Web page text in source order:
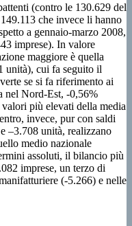
(contro le 130.629 del
che invece li hanno
a gennaio-marzo 2008,
imprese). In valore
maggiore è quella
unità), cui fa seguito il
se si fa riferimento ai
nel Nord-Est, -0,56%
più elevati della media
invece, pur con saldi
–3.708 unità, realizzano
medio nazionale
assoluti, il bilancio più
imprese, un terzo di
(-5.266) e nelle